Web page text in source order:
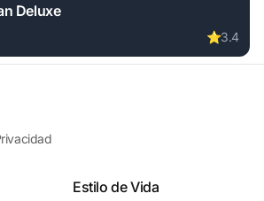
Deluxe
⭐3.4
Deluxe online free. adventure
Estilo de Vida